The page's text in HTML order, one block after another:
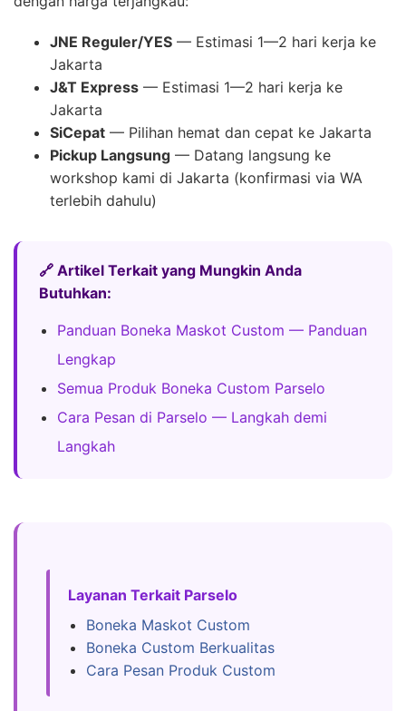
JNE Reguler/YES — Estimasi 1—2 hari kerja ke
Jakarta
J&T Express — Estimasi 1—2 hari kerja ke
Jakarta
SiCepat — Pilihan hemat dan cepat ke Jakarta
Pickup Langsung — Datang langsung ke
workshop kami di Jakarta (konfirmasi via WA
terlebih dahulu)
🔗 Artikel Terkait yang Mungkin Anda
Butuhkan:
Panduan Boneka Maskot Custom — Panduan
Lengkap
Semua Produk Boneka Custom Parselo
Cara Pesan di Parselo — Langkah demi
Langkah
Layanan Terkait Parselo
Boneka Maskot Custom
Boneka Custom Berkualitas
Cara Pesan Produk Custom